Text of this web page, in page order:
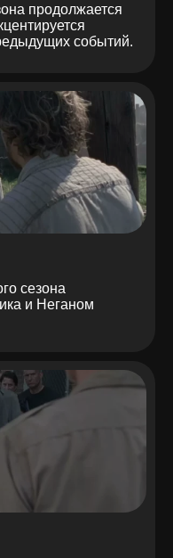
продолжается
событий.
сезона
и Неганом